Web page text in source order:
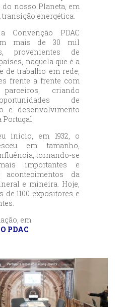
do nosso Planeta, em
energética.
Convenção PDAC
mais de 30 mil
provenientes de
naquela que é a
de trabalho em rede,
frente a frente com
parceiros, criando
de
e desenvolvimento
Portugal.
início, em 1932, o
em tamanho,
tornando-se
importantes e
acontecimentos da
e mineira. Hoje,
de 1100 expositores e
em
PDAC